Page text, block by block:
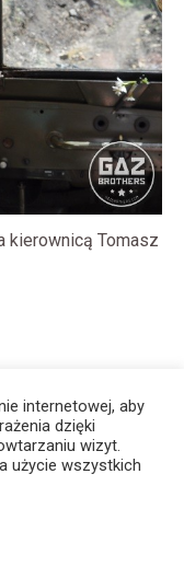
kierownicą Tomasz
internetowej, aby
dzięki
wizyt.
użycie wszystkich